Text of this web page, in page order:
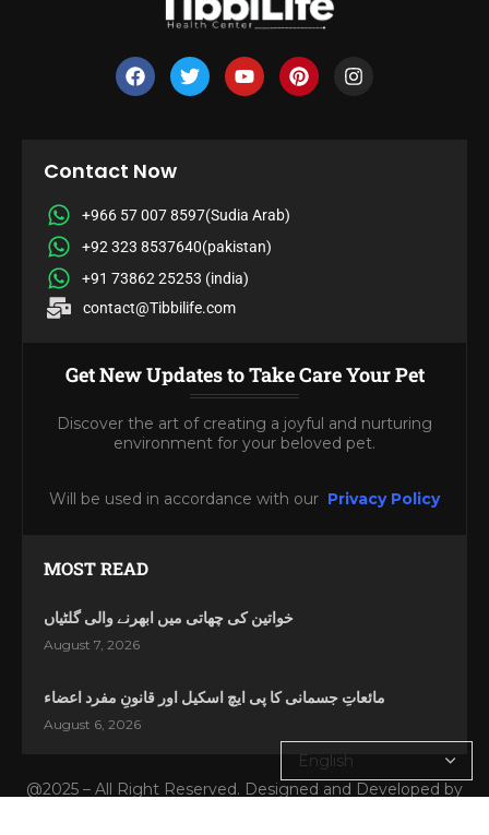
Contact Now
+966 57 007 8597(Sudia Arab)
+92 323 8537640(pakistan)
+91 73862 25253 (india)
contact@Tibbilife.com
Get New Updates to Take Care Your Pet
Discover the art of creating a joyful and nurturing
environment for your beloved pet.
Will be used in accordance with our Privacy Policy
MOST READ
خواتین کی چھاتی میں ابھرنے والی گلٹیاں
August 7, 2026
مائعاتِ جسمانی کا پی ایچ اسکیل اور قانونِ مفرد اعضاء
August 6, 2026
@2025 – All Right Reserved. Designed and Developed by